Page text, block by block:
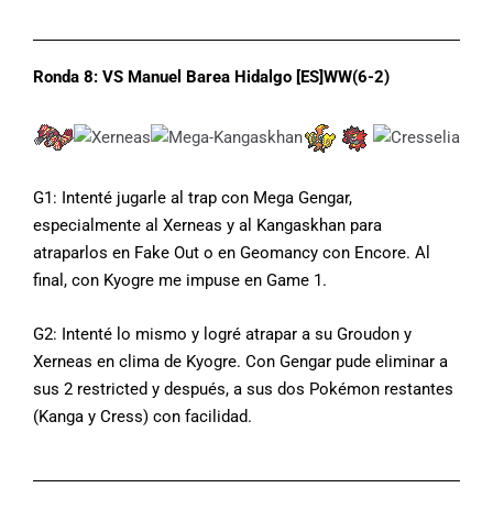
Ronda 8: VS Manuel Barea Hidalgo [ES]WW(6-2)
G1: Intenté jugarle al trap con Mega Gengar,
especialmente al Xerneas y al Kangaskhan para
atraparlos en Fake Out o en Geomancy con Encore. Al
final, con Kyogre me impuse en Game 1.
G2: Intenté lo mismo y logré atrapar a su Groudon y
Xerneas en clima de Kyogre. Con Gengar pude eliminar a
sus 2 restricted y después, a sus dos Pokémon restantes
(Kanga y Cress) con facilidad.